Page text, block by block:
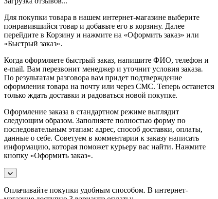
Для покупки товара в нашем интернет-магазине выберите
понравившийся товар и добавьте его в корзину. Далее
перейдите в Корзину и нажмите на «Оформить заказ» или
«Быстрый заказ».
Когда оформляете быстрый заказ, напишите ФИО, телефон и
e-mail. Вам перезвонит менеджер и уточнит условия заказа.
По результатам разговора вам придет подтверждение
оформления товара на почту или через СМС. Теперь останется
только ждать доставки и радоваться новой покупке.
Оформление заказа в стандартном режиме выглядит
следующим образом. Заполняете полностью форму по
последовательным этапам: адрес, способ доставки, оплаты,
данные о себе. Советуем в комментарии к заказу написать
информацию, которая поможет курьеру вас найти. Нажмите
кнопку «Оформить заказ».
Оплачивайте покупки удобным способом. В интернет-